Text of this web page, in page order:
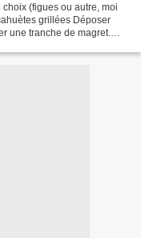
(figues ou autre, moi
grillées Déposer
une tranche de magret.